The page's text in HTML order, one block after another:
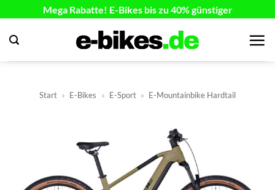
springen
Mega Rabatte! E-Bikes bis zu 40% günstiger
Start » E-Bikes » E-Sport » E-Mountainbike Hardtail